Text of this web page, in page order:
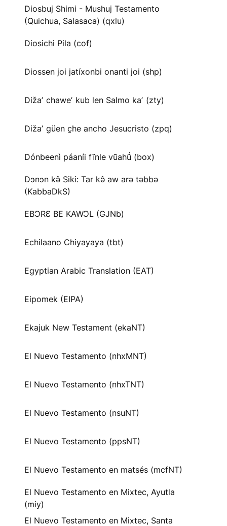
Diosbuj Shimi - Mushuj Testamento
(Quichua, Salasaca) (qxlu)
Diosichi Pila (cof)
Diossen joi jatíxonbi onanti joi (shp)
Dižaʼ chaweʼ kub len Salmo kaʼ (zty)
Dižaʼ güen c̱he ancho Jesucristo (zpq)
Dónbeenì páaníi fĩnle vũahṹ (box)
Dɔnɔn kə̂ Siki: Tar kə̂ aw arə təbbə
(KabbaDkS)
EBƆRƐ BE KAWƆL (GJNb)
Echilaano Chiyayaya (tbt)
Egyptian Arabic Translation (EAT)
Eipomek (EIPA)
Ekajuk New Testament (ekaNT)
El Nuevo Testamento (nhxMNT)
El Nuevo Testamento (nhxTNT)
El Nuevo Testamento (nsuNT)
El Nuevo Testamento (ppsNT)
El Nuevo Testamento en matsés (mcfNT)
El Nuevo Testamento en Mixtec, Ayutla
(miy)
El Nuevo Testamento en Mixtec, Santa